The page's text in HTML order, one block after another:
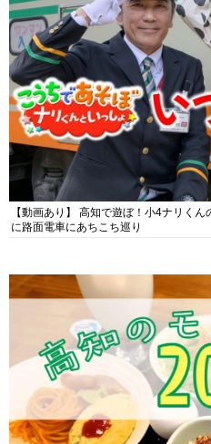
【動画あり】 高知で遊ぼ！小4ナリく
に路面電車にあちこち巡り